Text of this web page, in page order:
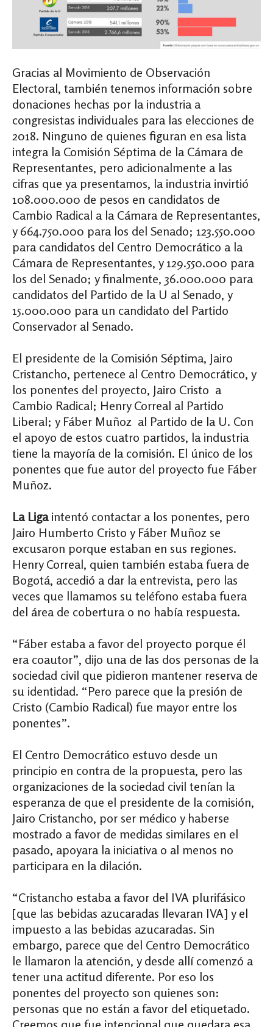
Gracias al Movimiento de Observación
Electoral, también tenemos información sobre
donaciones hechas por la industria a
congresistas individuales para las elecciones de
2018. Ninguno de quienes figuran en esa lista
integra la Comisión Séptima de la Cámara de
Representantes, pero adicionalmente a las
cifras que ya presentamos, la industria invirtió
108.000.000 de pesos en candidatos de
Cambio Radical a la Cámara de Representantes,
y 664.750.000 para los del Senado; 123.550.000
para candidatos del Centro Democrático a la
Cámara de Representantes, y 129.550.000 para
los del Senado; y finalmente, 36.000.000 para
candidatos del Partido de la U al Senado, y
15.000.000 para un candidato del Partido
Conservador al Senado.
El presidente de la Comisión Séptima, Jairo
Cristancho, pertenece al Centro Democrático, y
los ponentes del proyecto, Jairo Cristo a
Cambio Radical; Henry Correal al Partido
Liberal; y Fáber Muñoz al Partido de la U. Con
el apoyo de estos cuatro partidos, la industria
tiene la mayoría de la comisión. El único de los
ponentes que fue autor del proyecto fue Fáber
Muñoz.
La Ligaintentó contactar a los ponentes, pero
Jairo Humberto Cristo y Fáber Muñoz se
excusaron porque estaban en sus regiones.
Henry Correal, quien también estaba fuera de
Bogotá, accedió a dar la entrevista, pero las
veces que llamamos su teléfono estaba fuera
del área de cobertura o no había respuesta.
“Fáber estaba a favor del proyecto porque él
era coautor”, dijo una de las dos personas de la
sociedad civil que pidieron mantener reserva de
su identidad. “Pero parece que la presión de
Cristo (Cambio Radical) fue mayor entre los
ponentes”.
El Centro Democrático estuvo desde un
principio en contra de la propuesta, pero las
organizaciones de la sociedad civil tenían la
esperanza de que el presidente de la comisión,
Jairo Cristancho, por ser médico y haberse
mostrado a favor de medidas similares en el
pasado, apoyara la iniciativa o al menos no
participara en la dilación.
“Cristancho estaba a favor del IVA plurifásico
[que las bebidas azucaradas llevaran IVA] y el
impuesto a las bebidas azucaradas. Sin
embargo, parece que del Centro Democrático
le llamaron la atención, y desde allí comenzó a
tener una actitud diferente. Por eso los
ponentes del proyecto son quienes son:
personas que no están a favor del etiquetado.